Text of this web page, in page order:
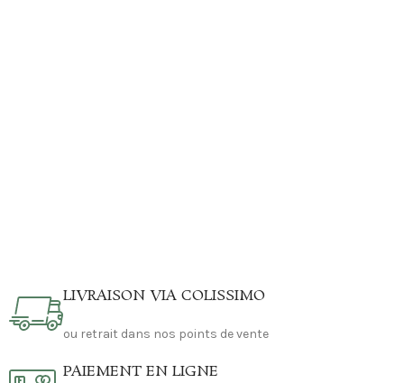
LIVRAISON VIA COLISSIMO
ou retrait dans nos points de vente
PAIEMENT EN LIGNE